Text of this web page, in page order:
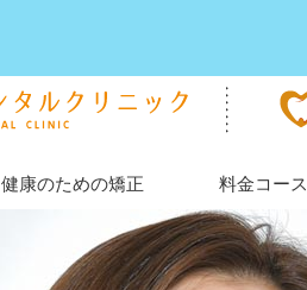
健康のための矯正 料金コース